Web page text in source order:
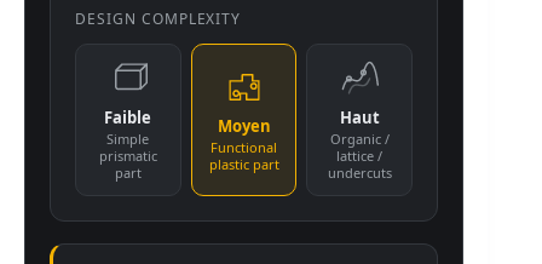
DESIGN COMPLEXITY
Faible
Simple
prismatic
part
Moyen
Functional
plastic part
Haut
Organic /
lattice /
undercuts